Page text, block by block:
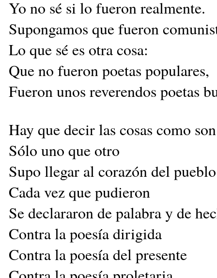
Yo no sé si lo fueron realmente.
Supongamos que fueron
Lo que sé es otra cosa:
Que no fueron poetas populares,
Fueron unos reverendos poetas
Hay que decir las cosas como
Sólo uno que otro
Supo llegar al corazón del
Cada vez que pudieron
Se declararon de palabra y de
Contra la poesía dirigida
Contra la poesía del presente